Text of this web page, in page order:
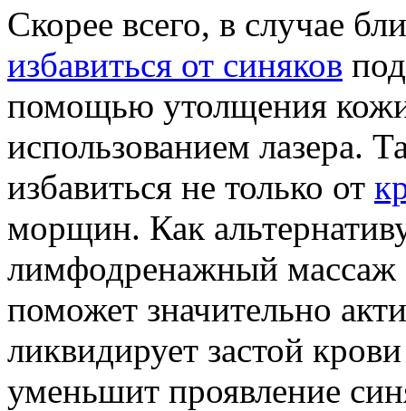
Скорее всего, в случае
избавиться от синяков
помощью утолщения
использованием лазера.
избавиться не только от
морщин. Как
лимфодренажный массаж
поможет значительно
ликвидирует застой
уменьшит проявление